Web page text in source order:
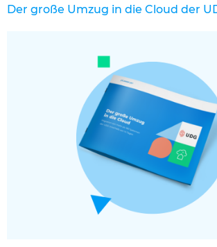
Der große Umzug in die Cloud der